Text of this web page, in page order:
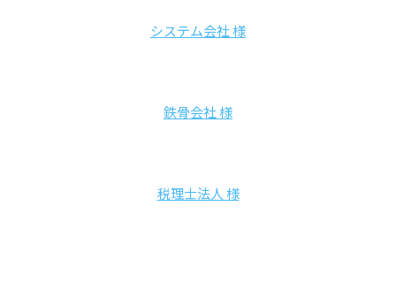
システム会社 様
鉄骨会社 様
税理士法人 様